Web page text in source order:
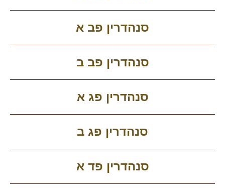
סנהדרין פב א
סנהדרין פב ב
סנהדרין פג א
סנהדרין פג ב
סנהדרין פד א